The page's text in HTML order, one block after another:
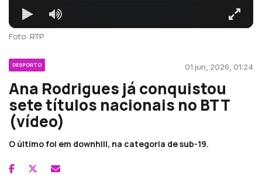
Foto: RTP
DESPORTO 01 jun, 2026, 01:24
Ana Rodrigues já conquistou
sete títulos nacionais no BTT
(vídeo)
O último foi em downhill, na categoria de sub-19.